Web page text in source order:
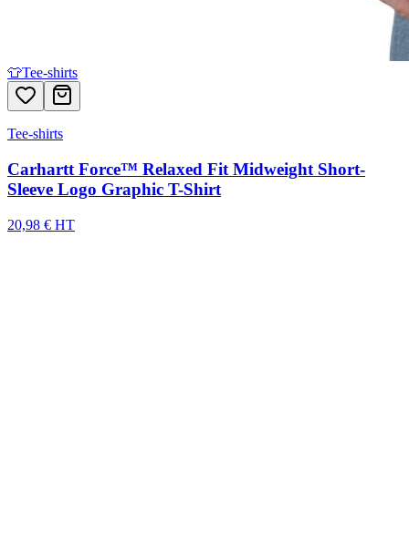
👕Tee-shirts
Tee-shirts
Carhartt Force™ Relaxed Fit Midweight Short-
Sleeve Logo Graphic T-Shirt
20,98 € HT